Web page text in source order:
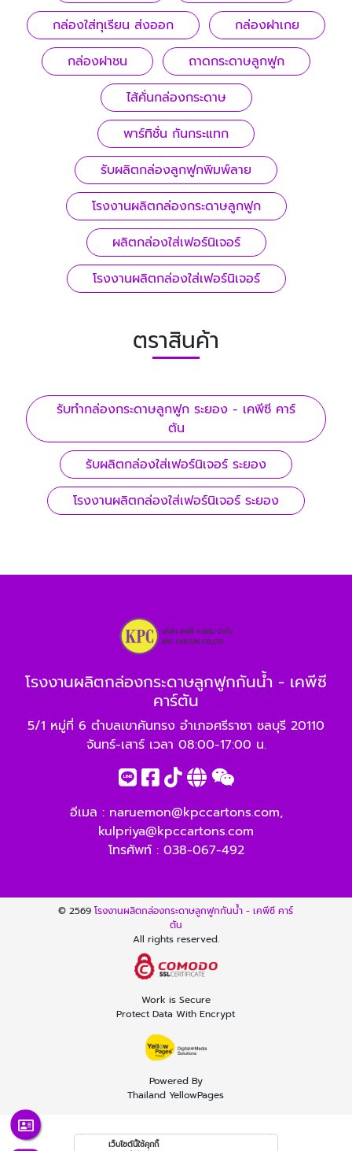
กล่องใส่ทุเรียน ส่งออก
กล่องฝาเกย
กล่องฝาชน
ถาดกระดาษลูกฟูก
ไส้คั่นกล่องกระดาษ
พาร์ทิชั่น กันกระแทก
รับผลิตกล่องลูกฟูกพิมพ์ลาย
โรงงานผลิตกล่องกระดาษลูกฟูก
ผลิตกล่องใส่เฟอร์นิเจอร์
โรงงานผลิตกล่องใส่เฟอร์นิเจอร์
ตราสินค้า
รับทํากล่องกระดาษลูกฟูก ระยอง - เคพีซี คาร์
ตัน
รับผลิตกล่องใส่เฟอร์นิเจอร์ ระยอง
โรงงานผลิตกล่องใส่เฟอร์นิเจอร์ ระยอง
โรงงานผลิตกล่องกระดาษลูกฟูกกันน้ำ - เคพีซี
คาร์ตัน
5/1 หมู่ที่ 6 ตำบลเขาคันทรง อำเภอศรีราชา ชลบุรี 20110
จันทร์-เสาร์ เวลา 08:00-17:00 น.
อีเมล : naruemon@kpccartons.com,
kulpriya@kpccartons.com
โทรศัพท์ : 038-067-492
© 2569โรงงานผลิตกล่องกระดาษลูกฟูกกันน้ำ - เคพีซี คาร์
ตัน
All rights reserved.
Work is Secure
Protect Data With Encrypt
Powered By
Thailand YellowPages
เว็บไซต์นี้ใช้คุกกี้